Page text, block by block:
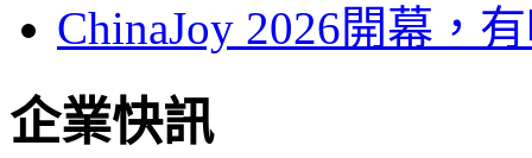
ChinaJoy 2026開幕，
企業快訊